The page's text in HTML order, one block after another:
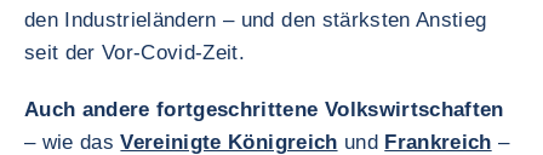
den Industrieländern – und den stärksten Anstieg
seit der Vor-Covid-Zeit.
Auch andere fortgeschrittene Volkswirtschaften
– wie dasVereinigte Königreich und Frankreich –